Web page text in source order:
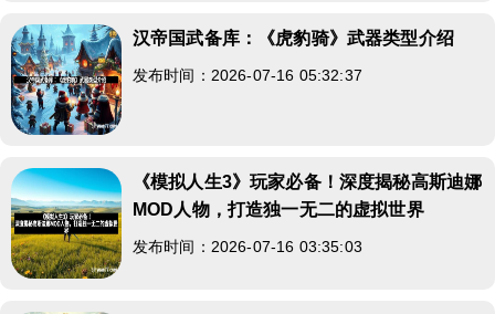
汉帝国武备库：《虎豹骑》武器类型介绍
发布时间：2026-07-16 05:32:37
《模拟人生3》玩家必备！深度揭秘高斯迪娜
MOD人物，打造独一无二的虚拟世界
发布时间：2026-07-16 03:35:03